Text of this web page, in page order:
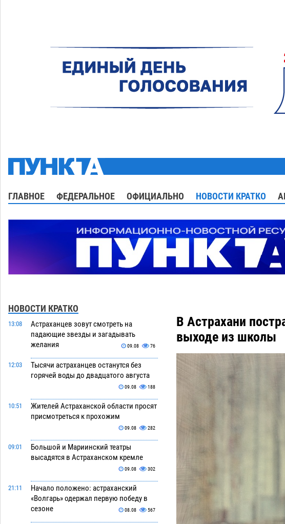
ГЛАВНОЕ ФЕДЕРАЛЬНОЕ ОФИЦИАЛЬНО НОВОСТИ КРАТКО
НОВОСТИ КРАТКО
13:08
Астраханцев зовут смотреть на
падающие звезды и загадывать
желания
09.08 76
12:03
Тысячи астраханцев останутся без
горячей воды до двадцатого августа
09.08 188
10:51
Жителей Астраханской области просят
присмотреться к прохожим
09.08 282
09:01
Большой и Мариинский театры
высадятся в Астраханском кремле
09.08 302
21:11
Начало положено: астраханский
«Волгарь» одержал первую победу в
сезоне
08.08 567
В Астрахани
выходе из школы